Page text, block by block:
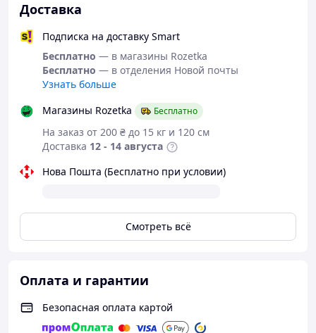
(56m/1000m)
Бинокль 20x50 имеет
диаметр линз 50 мм, увеличивает в 20 раз, поле
зрения: 56м x 1000м (ширина видимого поля x
Porro
смещение объектива прибора относительно оси
Описание
бинокуляра
Доставка
Подписка на доставку Smart
Бесплатно — в магазины Rozetka
Бесплатно — в отделения Новой почты
Узнать больше
Магазины Rozetka
Бесплатно
На заказ от 200 ₴ до 15 кг и 120 см
Доставка 12 - 14 августа
Нова Пошта (Бесплатно при условии)
Смотреть всё
Оплата и гарантии
Безопасная оплата картой